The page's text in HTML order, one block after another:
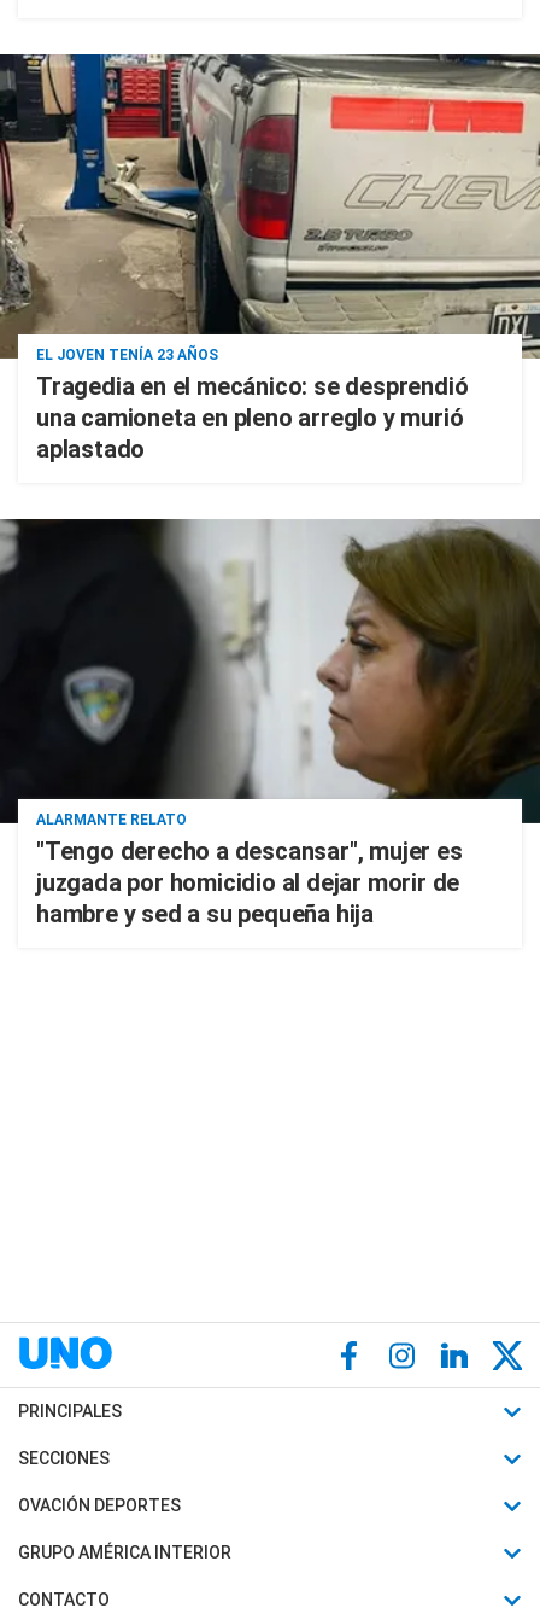
EL JOVEN TENÍA 23 AÑOS
Tragedia en el mecánico: se desprendió
una camioneta en pleno arreglo y murió
aplastado
ALARMANTE RELATO
"Tengo derecho a descansar", mujer es
juzgada por homicidio al dejar morir de
hambre y sed a su pequeña hija
PRINCIPALES
Últimas Noticias
Política
SECCIONES
Horóscopo
Motores
OVACIÓN DEPORTES
Fútbol
Mundial
GRUPO AMÉRICA INTERIOR
Canal 7 en Vivo
CONTACTO